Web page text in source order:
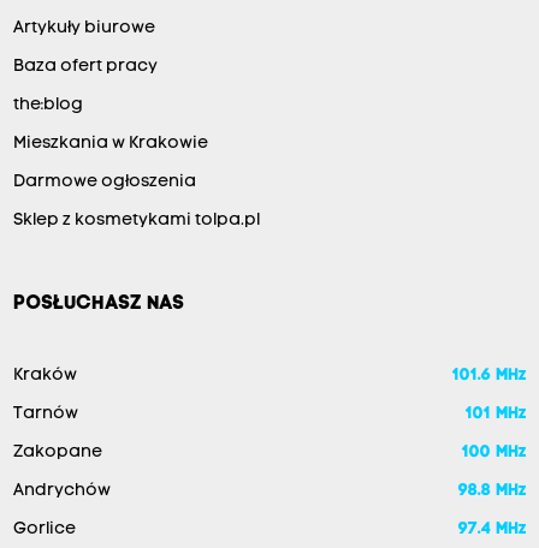
Artykuły biurowe
Baza ofert pracy
the:blog
Mieszkania w Krakowie
Darmowe ogłoszenia
Sklep z kosmetykami tolpa.pl
POSŁUCHASZ NAS
Kraków 101.6 MHz
Tarnów 101 MHz
Zakopane 100 MHz
Andrychów 98.8 MHz
Gorlice 97.4 MHz